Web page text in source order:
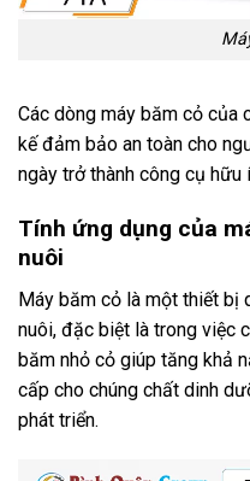
Các dòng máy băm cỏ của
kế đảm bảo an toàn cho
ngày trở thành công cụ
Tính ứng dụng của
nuôi
Máy băm cỏ là một thiết bị
nuôi, đặc biệt là trong việc
băm nhỏ cỏ giúp tăng khả
cấp cho chúng chất dinh
phát triển.